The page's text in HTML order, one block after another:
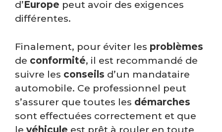
d’Europe peut avoir des exigences
différentes.
Finalement, pour éviter les problèmes
de conformité, il est recommandé de
suivre les conseils d’un mandataire
automobile. Ce professionnel peut
s’assurer que toutes les démarches
sont effectuées correctement et que
le véhicule est prêt à rouler en toute